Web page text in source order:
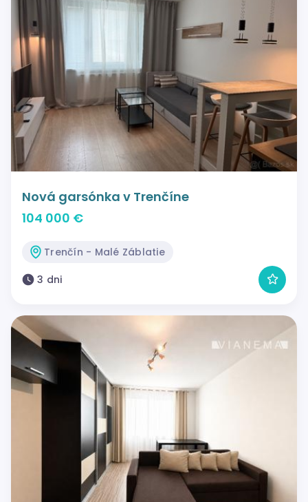
Nová garsónka v Trenčíne
104 000 €
Trenčín - Malé Záblatie
3 dni